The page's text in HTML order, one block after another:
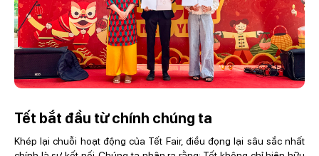
Tết bắt đầu từ chính chúng ta
Khép lại chuỗi hoạt động của Tết Fair, điều đọng lại sâu sắc nhất